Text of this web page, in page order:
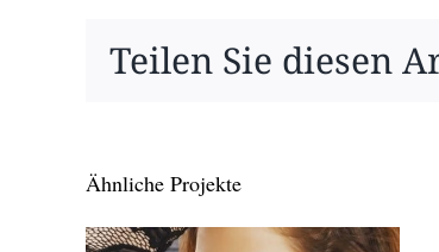
Teilen Sie diesen
Ähnliche Projekte